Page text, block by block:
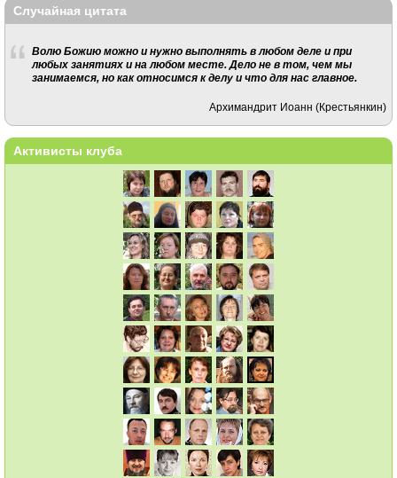
Случайная цитата
Волю Божию можно и нужно выполнять в любом деле и при
любых занятиях и на любом месте. Дело не в том, чем мы
занимаемся, но как относимся к делу и что для нас главное.
Архимандрит Иоанн (Крестьянкин)
Активисты клуба